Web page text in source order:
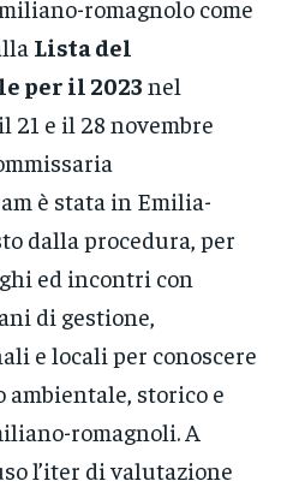
romagnolo come
Lista del
per il 2023 nel
21 e il 28 novembre
è stata in Emilia-
dalla procedura, per
ed incontri con
di gestione,
e locali per conoscere
storico e
romagnoli. A
l’iter di valutazione